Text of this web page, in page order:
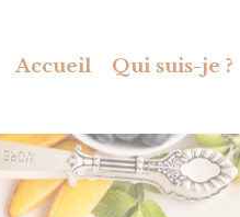
Accueil Qui suis-je ?